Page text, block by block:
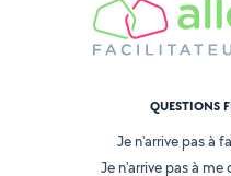
QUESTIONS
Je n'arrive pas à
Je n'arrive pas à